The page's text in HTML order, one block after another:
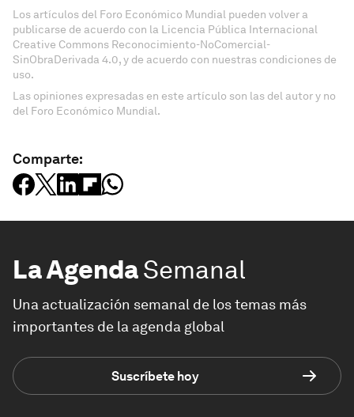
Los artículos del Foro Económico Mundial pueden volver a
publicarse de acuerdo con la Licencia Pública Internacional
Creative Commons Reconocimiento-NoComercial-
SinObraDerivada 4.0, y de acuerdo con nuestras condiciones de
uso.
Las opiniones expresadas en este artículo son las del autor y no
del Foro Económico Mundial.
Comparte:
La AgendaSemanal
Una actualización semanal de los temas más
importantes de la agenda global
Suscríbete hoy